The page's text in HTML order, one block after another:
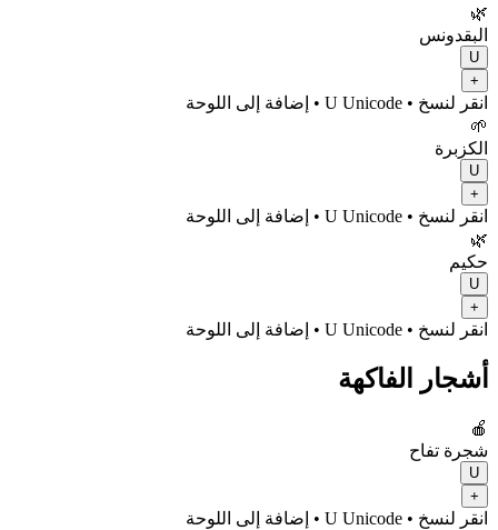
🌿
البقدونس
U
+
انقر لنسخ • U
Unicode
• إضافة إلى اللوحة
🌱
الكزبرة
U
+
انقر لنسخ • U
Unicode
• إضافة إلى اللوحة
🌿
حكيم
U
+
انقر لنسخ • U
Unicode
• إضافة إلى اللوحة
أشجار الفاكهة
🍎
شجرة تفاح
U
+
انقر لنسخ • U
Unicode
• إضافة إلى اللوحة